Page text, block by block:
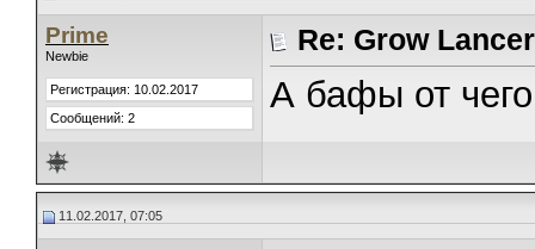
Prime
Newbie
Регистрация: 10.02.2017
Сообщений: 2
Re: Grow Lancer
А бафы от
11.02.2017, 07:05